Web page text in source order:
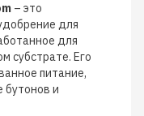
– это
для
для
субстрате. Его
питание,
бутонов и